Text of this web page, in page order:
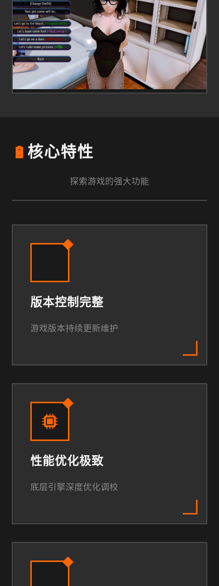
🔋 核心特性
探索游戏的强大功能
版本控制完整
游戏版本持续更新维护
性能优化极致
底层引擎深度优化调校